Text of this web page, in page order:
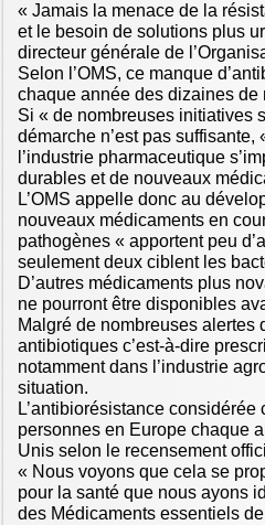
« Jamais la menace de la
et le besoin de solutions plus
directeur générale de
Selon l’OMS, ce manque
chaque année des dizaines
Si « de nombreuses initiatives
démarche n’est pas
l’industrie pharmaceutique
durables et de nouveaux
L’OMS appelle donc au
nouveaux médicaments en
pathogènes « apportent peu
seulement deux ciblent les
D’autres médicaments plus
ne pourront être disponibles
Malgré de nombreuses
antibiotiques c’est-à-dire
notamment dans l’industrie
situation.
L’antibiorésistance
personnes en Europe chaque
Unis selon le recensement
« Nous voyons que cela se
pour la santé que nous ayons
des Médicaments essentiels de